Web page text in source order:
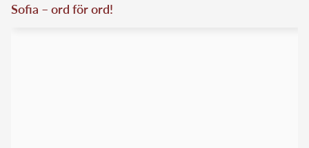
Sofia – ord för ord!